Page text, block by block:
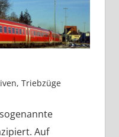
,Triebzüge
Auf